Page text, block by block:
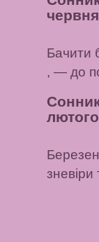
Бачити
, — до
зневіри